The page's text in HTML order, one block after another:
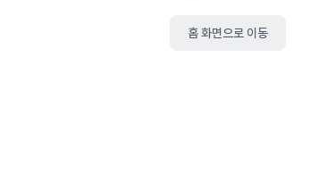
홈 화면으로 이동